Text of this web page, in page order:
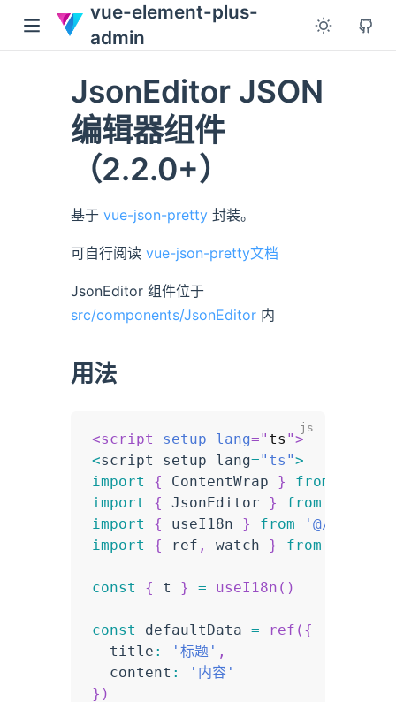
vue-element-plus-
admin
JsonEditor JSON
编辑器组件
（2.2.0+）
基于 vue-json-pretty 封装。
可自行阅读 vue-json-pretty文档
JsonEditor 组件位于
src/components/JsonEditor 内
用法
<script setup lang=" ts ">
<script setup lang="ts">
import
{ ContentWrap } from
import
{ JsonEditor } from
import
{ useI18n } from
'@/hooks/
import
{ ref , watch } from
const { t } = useI18n ( )
const defaultData = ref ( {
  title
: '标题' ,
  content
:
'内容'
} )